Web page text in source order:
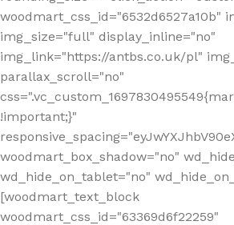
woodmart_css_id="6532d6527a10b"
img_size="full" display_inline="no"
img_link="https://antbs.co.uk/pl"
parallax_scroll="no"
!important;}"
woodmart_box_shadow="no"
wd_hide_on_tablet="no"
[woodmart_text_block
woodmart_css_id="63369d6f22259"